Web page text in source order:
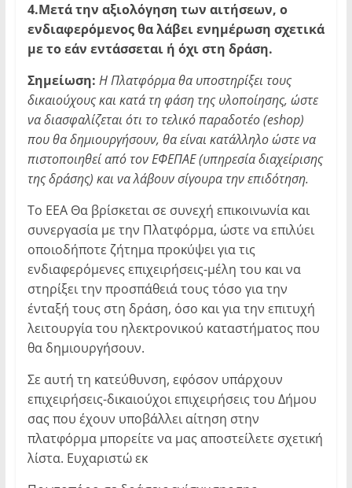
4.Μετά την αξιολόγηση των αιτήσεων, ο
ενδιαφερόμενος θα λάβει ενημέρωση σχετικά
με το εάν εντάσσεται ή όχι στη δράση.
Σημείωση: Η Πλατφόρμα θα υποστηρίξει τους
δικαιούχους και κατά τη φάση της υλοποίησης, ώστε
να διασφαλίζεται ότι το τελικό παραδοτέο (eshop)
που θα δημιουργήσουν, θα είναι κατάλληλο ώστε να
πιστοποιηθεί από τον ΕΦΕΠΑΕ (υπηρεσία διαχείρισης
της δράσης) και να λάβουν σίγουρα την επιδότηση.
Το ΕΕΑ Θα βρίσκεται σε συνεχή επικοινωνία και
συνεργασία με την Πλατφόρμα, ώστε να επιλύει
οποιοδήποτε ζήτημα προκύψει για τις
ενδιαφερόμενες επιχειρήσεις-μέλη του και να
στηρίξει την προσπάθειά τους τόσο για την
ένταξή τους στη δράση, όσο και για την επιτυχή
λειτουργία του ηλεκτρονικού καταστήματος που
θα δημιουργήσουν.
Σε αυτή τη κατεύθυνση, εφόσον υπάρχουν
επιχειρήσεις-δικαιούχοι επιχειρήσεις του Δήμου
σας που έχουν υποβάλλει αίτηση στην
πλατφόρμα μπορείτε να μας αποστείλετε σχετική
λίστα. Ευχαριστώ εκ